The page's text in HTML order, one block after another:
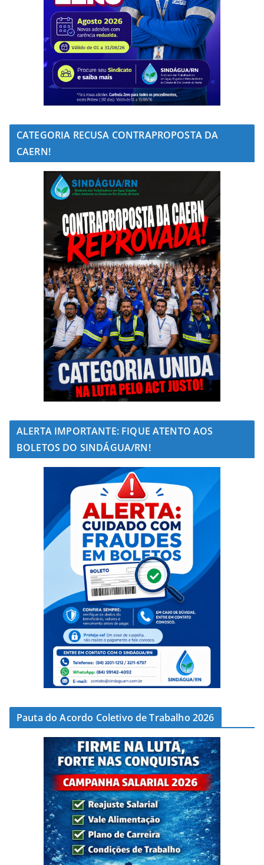
CATEGORIA RECUSA CONTRAPROPOSTA DA
CAERN!
ALERTA IMPORTANTE: FIQUE ATENTO AOS
BOLETOS DO SINDÁGUA/RN!
Pauta do Acordo Coletivo de Trabalho 2026